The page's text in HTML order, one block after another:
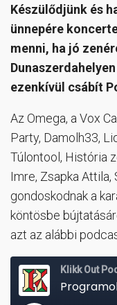
Készülődjünk és
ünnepére
menni, ha jó
ezenkívül csábít
Az Omega, a Vox
Party, Damolh33,
Túlontool, História
Imre, Zsapka Attila,
gondoskodnak a
köntösbe
azt az alábbi